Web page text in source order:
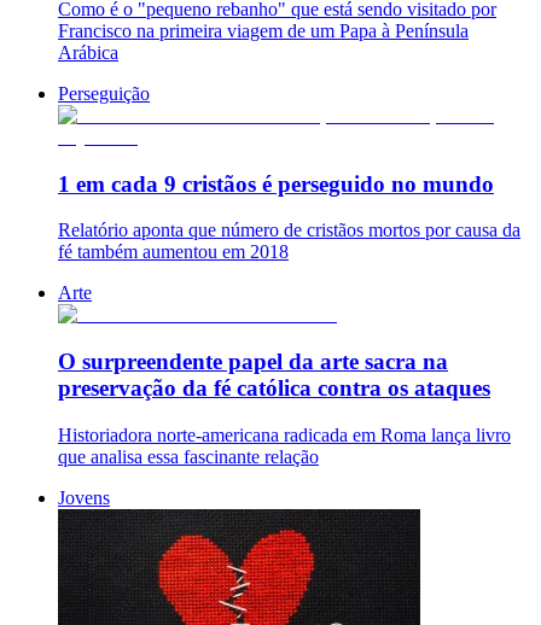
Como é o "pequeno rebanho" que está sendo visitado por
Francisco na primeira viagem de um Papa à Península
Arábica
Perseguição
1 em cada 9 cristãos é perseguido no mundo
Relatório aponta que número de cristãos mortos por causa da
fé também aumentou em 2018
Arte
O surpreendente papel da arte sacra na
preservação da fé católica contra os ataques
Historiadora norte-americana radicada em Roma lança livro
que analisa essa fascinante relação
Jovens